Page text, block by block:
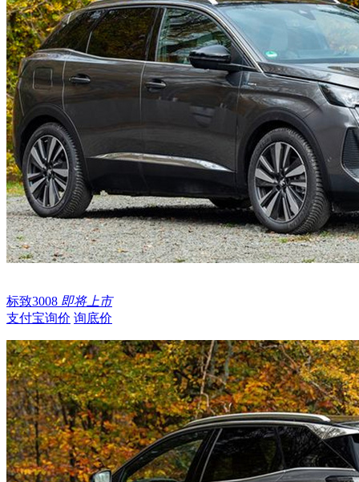
标致3008 即将上市
支付宝询价 询底价